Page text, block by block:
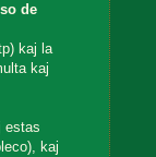
de
kaj la
kaj
estas
kaj